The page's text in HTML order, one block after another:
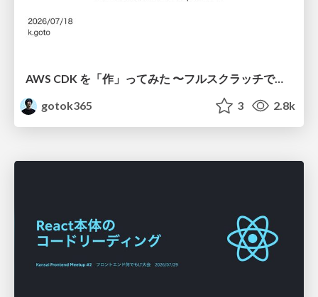
AWS CDK を「作」ってみた 〜フルスクラッチで見えた CDK の裏側〜 / aws-cdk-from-scratch
gotok365
3 2.8k